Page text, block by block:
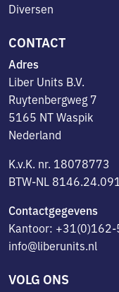
Diversen
CONTACT
Adres
Liber Units B.V.
Ruytenbergweg 7
5165 NT Waspik
Nederland
K.v.K. nr. 18078773
BTW-NL
Contactgegevens
Kantoor:
info@liberunits.nl
VOLG ONS